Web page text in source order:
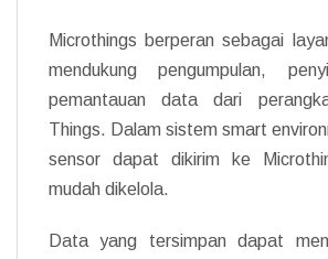
Microthings berperan sebagai
mendukung pengumpulan,
pemantauan data dari
Things. Dalam sistem smart
sensor dapat dikirim ke
mudah dikelola.
Data yang tersimpan dapat